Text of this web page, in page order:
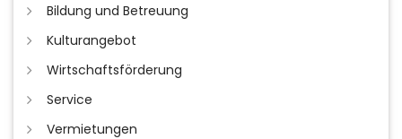
Bildung und Betreuung
Kulturangebot
Wirtschaftsförderung
Service
Vermietungen